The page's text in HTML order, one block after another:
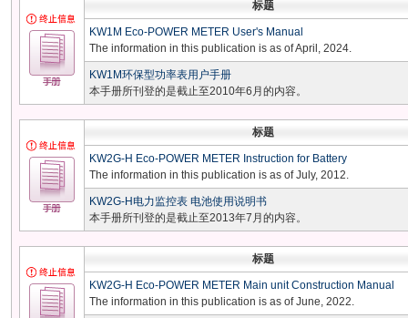
标题
KW1M Eco-POWER METER User's Manual
The information in this publication is as of April, 2024.
KW1M环保型功率表用户手册
本手册所刊登的是截止至2010年6月的内容。
标题
KW2G-H Eco-POWER METER Instruction for Battery
The information in this publication is as of July, 2012.
KW2G-H电力监控表 电池使用说明书
本手册所刊登的是截止至2013年7月的内容。
标题
KW2G-H Eco-POWER METER Main unit Construction Manual
The information in this publication is as of June, 2022.